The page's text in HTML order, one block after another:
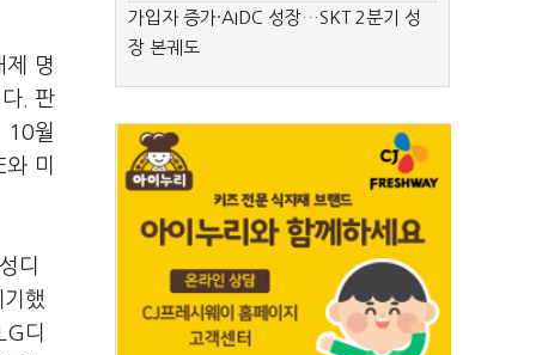
제 명
. 판
10월
미
디
했
디
가입자 증가·AIDC 성장…SKT 2분기 성
장 본궤도